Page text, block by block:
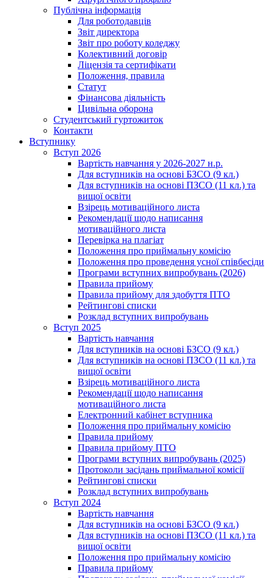
Публічна інформація
Для роботодавців
Звіт директора
Звіт про роботу коледжу
Колективний договір
Ліцензія та сертифікати
Положення, правила
Статут
Фінансова діяльність
Цивільна оборона
Студентський гуртожиток
Контакти
Вступнику
Вступ 2026
Вартість навчання у 2026-2027 н.р.
Для вступників на основі БЗСО (9 кл.)
Для вступників на основі ПЗСО (11 кл.) та
вищої освіти
Взірець мотиваційного листа
Рекомендації щодо написання
мотиваційного листа
Перевірка на плагіат
Положення про приймальну комісію
Положення про проведення усної співбесіди
Програми вступних випробувань (2026)
Правила прийому
Правила прийому для здобуття ПТО
Рейтингові списки
Розклад вступних випробувань
Вступ 2025
Вартість навчання
Для вступників на основі БЗСО (9 кл.)
Для вступників на основі ПЗСО (11 кл.) та
вищої освіти
Взірець мотиваційного листа
Рекомендації щодо написання
мотиваційного листа
Електронний кабінет вступника
Положення про приймальну комісію
Правила прийому
Правила прийому ПТО
Програми вступних випробувань (2025)
Протоколи засідань приймальної комісії
Рейтингові списки
Розклад вступних випробувань
Вступ 2024
Вартість навчання
Для вступників на основі БЗСО (9 кл.)
Для вступників на основі ПЗСО (11 кл.) та
вищої освіти
Положення про приймальну комісію
Правила прийому